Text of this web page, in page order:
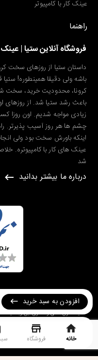
افزودن به سبد خرید
عینک کار با کامپیوتر
راهنما
فروشگاه آنلاین ستیا |
داستان ستیا از روزهای سخت
باشه ولی دقیقا همینطوره!
کرونا، محدودیت خرید،
باعث رشد ستیا شد. از روزهای
زیادی مواجه شدیم. اون روزا
چشم ها هر روز آسیب پذیرتر.
اینکه باورش سخت بود ولی
عینک های کار با کامپیوتره.
شد
درباره ما بیشتر بدانید
طراحی شده در
کلیه حقوق مادی و معنوی این وبسایت
خانه فروشگاه